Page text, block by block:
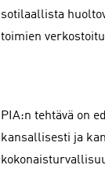
sotilaallista
toimien
PIA:n tehtävä on
kansallisesti ja